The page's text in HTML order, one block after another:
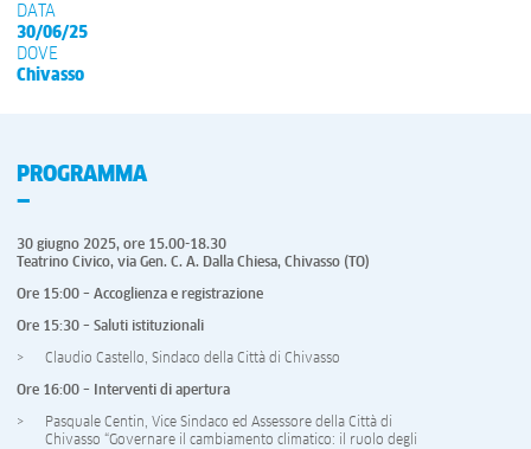
DATA
30/06/25
DOVE
Chivasso
PROGRAMMA
30 giugno 2025, ore 15.00-18.30
Teatrino Civico, via Gen. C. A. Dalla Chiesa, Chivasso (TO)
Ore 15:00 – Accoglienza e registrazione
Ore 15:30 – Saluti istituzionali
Claudio Castello, Sindaco della Città di Chivasso
Ore 16:00 – Interventi di apertura
Pasquale Centin, Vice Sindaco ed Assessore della Città di
Chivasso “Governare il cambiamento climatico: il ruolo degli